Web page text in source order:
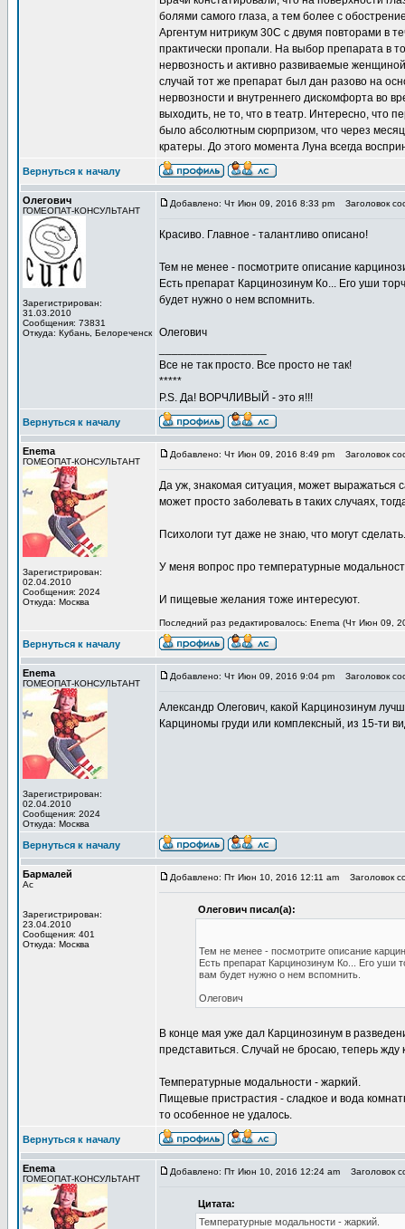
болями самого глаза, а тем более с
Аргентум нитрикум 30С с двумя повторами в
практически пропали. На выбор препарата в
нервозность и активно развиваемые
случай тот же препарат был дан разово на
нервозности и внутреннего дискомфорта во
выходить, не то, что в театр. Интересно, что
было абсолютным сюрпризом, что через
кратеры. До этого момента Луна всегда
Вернуться к началу
Олегович
ГОМЕОПАТ-КОНСУЛЬТАНТ
Зарегистрирован:
31.03.2010
Сообщения: 73831
Откуда: Кубань, Белореченск
Добавлено: Чт Июн 09, 2016 8:33 pm Заголовок
Красиво. Главное - талантливо описано!
Тем не менее - посмотрите описание
Есть препарат Карцинозинум Ко... Его уши
будет нужно о нем вспомнить.
Олегович
Все не так просто. Все просто не так!
*****
P.S. Да! ВОРЧЛИВЫЙ - это я!!!
Вернуться к началу
Enema
ГОМЕОПАТ-КОНСУЛЬТАНТ
Зарегистрирован:
02.04.2010
Сообщения: 2024
Откуда: Москва
Добавлено: Чт Июн 09, 2016 8:49 pm Заголовок
Да уж, знакомая ситуация, может
может просто заболевать в таких случаях,
Психологи тут даже не знаю, что могут
У меня вопрос про температурные
И пищевые желания тоже интересуют.
Последний раз редактировалось: Enema (Чт Июн 09,
Вернуться к началу
Enema
ГОМЕОПАТ-КОНСУЛЬТАНТ
Зарегистрирован:
02.04.2010
Сообщения: 2024
Откуда: Москва
Добавлено: Чт Июн 09, 2016 9:04 pm Заголовок
Александр Олегович, какой Карцинозинум
Карциномы груди или комплексный, из 15-ти
Вернуться к началу
Бармалей
Ас
Зарегистрирован:
23.04.2010
Сообщения: 401
Откуда: Москва
Добавлено: Пт Июн 10, 2016 12:11 am Заголовок
Олегович писал(а):
Тем не менее - посмотрите описание
Есть препарат Карцинозинум Ко... Его уши
вам будет нужно о нем вспомнить.
Олегович
В конце мая уже дал Карцинозинум в
представиться. Случай не бросаю, теперь жду
Температурные модальности - жаркий.
Пищевые пристрастия - сладкое и вода
то особенное не удалось.
Вернуться к началу
Enema
ГОМЕОПАТ-КОНСУЛЬТАНТ
Добавлено: Пт Июн 10, 2016 12:24 am Заголовок
Цитата:
Температурные модальности - жаркий.